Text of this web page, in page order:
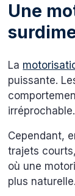
Une
La
puissante.
irréprochable.
Cependant,
trajets
où une
plus naturelle.